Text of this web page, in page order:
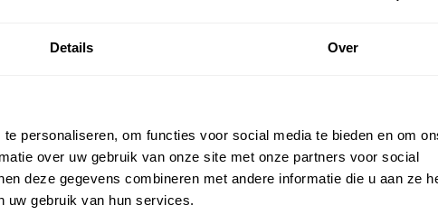
Details Over
personaliseren, om functies voor social media te bieden en om
over uw gebruik van onze site met onze partners voor social
deze gegevens combineren met andere informatie die u aan ze
uw gebruik van hun services.
voor wie
volgt het
zorgt voor
geeft het
of pak. Het effen
tot een zakelijk
het met
look die de
00171443
OLYMP Level Five
Olymp
Lijn Olymp Level Five body fit
Materiaal